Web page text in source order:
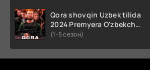
Qora shovqin Uzbek tilida
2024 Premyera O'zbekcha
tarjima kino HD skachat
(1-5 сезон)